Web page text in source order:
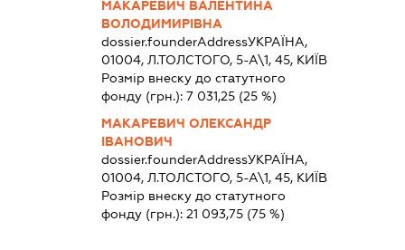
МАКАРЕВИЧ ВАЛЕНТИНА
ВОЛОДИМИРІВНА
dossier.founderAddressУКРАЇНА,
01004, Л.ТОЛСТОГО, 5-А\1, 45, КИЇВ
Розмір внеску до статутного
фонду (грн.): 7 031,25(25 %)
МАКАРЕВИЧ ОЛЕКСАНДР
ІВАНОВИЧ
dossier.founderAddressУКРАЇНА,
01004, Л.ТОЛСТОГО, 5-А\1, 45, КИЇВ
Розмір внеску до статутного
фонду (грн.): 21 093,75(75 %)